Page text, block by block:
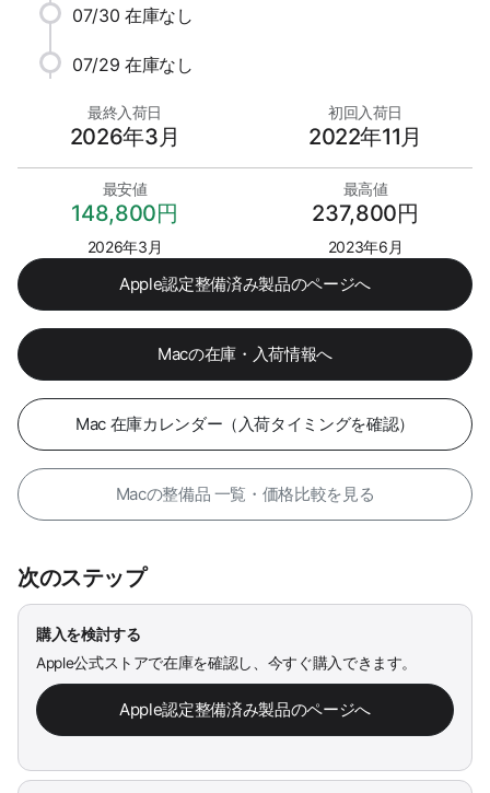
07/30 在庫なし
07/29 在庫なし
最終入荷日
2026年3月
初回入荷日
2022年11月
最安値
148,800円
2026年3月
最高値
237,800円
2023年6月
Apple認定整備済み製品のページへ
Macの在庫・入荷情報へ
Mac 在庫カレンダー（入荷タイミングを確認）
Macの整備品 一覧・価格比較を見る
次のステップ
購入を検討する
Apple公式ストアで在庫を確認し、今すぐ購入できます。
Apple認定整備済み製品のページへ